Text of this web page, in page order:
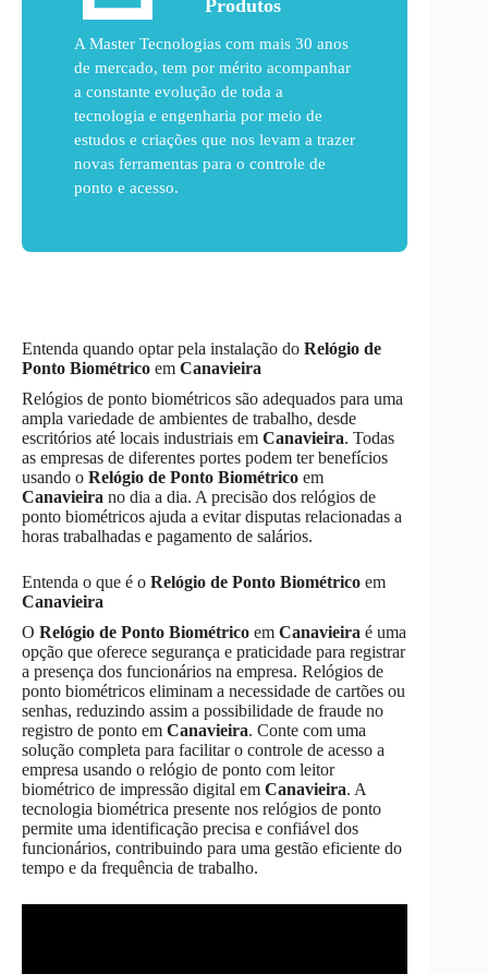
Produtos
A Master Tecnologias com mais 30 anos
de mercado, tem por mérito acompanhar
a constante evolução de toda a
tecnologia e engenharia por meio de
estudos e criações que nos levam a trazer
novas ferramentas para o controle de
ponto e acesso.
Entenda quando optar pela instalação do Relógio de
Ponto Biométrico em Canavieira
Relógios de ponto biométricos são adequados para uma
ampla variedade de ambientes de trabalho, desde
escritórios até locais industriais em Canavieira. Todas
as empresas de diferentes portes podem ter benefícios
usando o Relógio de Ponto Biométrico em
Canavieira no dia a dia. A precisão dos relógios de
ponto biométricos ajuda a evitar disputas relacionadas a
horas trabalhadas e pagamento de salários.
Entenda o que é o Relógio de Ponto Biométrico em
Canavieira
O Relógio de Ponto Biométrico em Canavieira é uma
opção que oferece segurança e praticidade para registrar
a presença dos funcionários na empresa. Relógios de
ponto biométricos eliminam a necessidade de cartões ou
senhas, reduzindo assim a possibilidade de fraude no
registro de ponto em Canavieira. Conte com uma
solução completa para facilitar o controle de acesso a
empresa usando o relógio de ponto com leitor
biométrico de impressão digital em Canavieira. A
tecnologia biométrica presente nos relógios de ponto
permite uma identificação precisa e confiável dos
funcionários, contribuindo para uma gestão eficiente do
tempo e da frequência de trabalho.